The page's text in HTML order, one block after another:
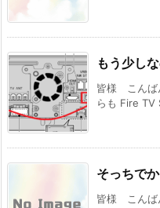
もう少し
皆様 こんば
らも Fire TV
そっちでか
皆様 こんば